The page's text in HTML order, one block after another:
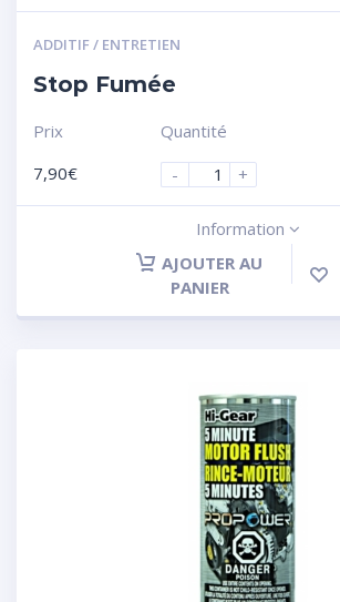
ADDITIF / ENTRETIEN
Stop Fumée
Prix
7,90€
Quantité
-
+
Information
AJOUTER AU
PANIER